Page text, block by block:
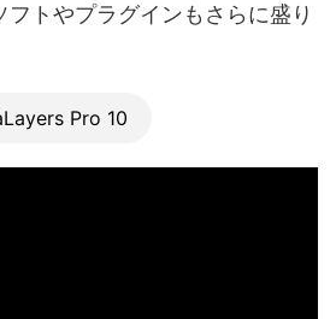
トやプラグインもさらに盛り
Pro 10